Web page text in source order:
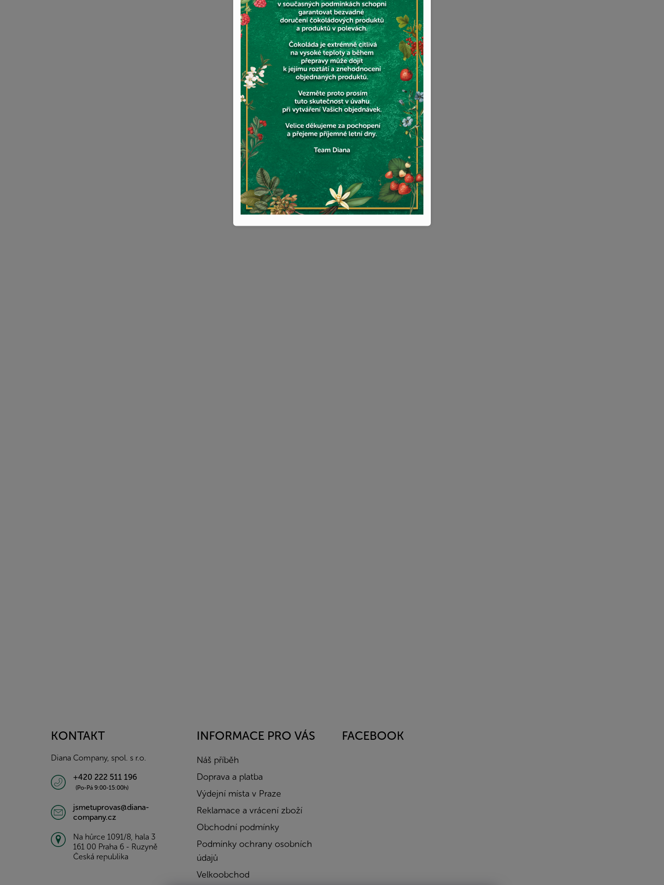
KONTAKT
Diana Company, spol. s r.o.
+420 222 511 196
(Po-Pá 9:00-15:00h)
jsmetuprovas@diana-
company.cz
Na hůrce 1091/8, hala 3
161 00 Praha 6 - Ruzyně
Česká republika
INFORMACE PRO VÁS
Náš příběh
Doprava a platba
Výdejní místa v Praze
Reklamace a vrácení zboží
Obchodní podmínky
Podmínky ochrany osobních
údajů
Velkoobchod
FACEBOOK